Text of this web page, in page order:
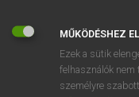
MŰKÖDÉSHEZ
Ezek a sütik
felhasználók nem
személyre